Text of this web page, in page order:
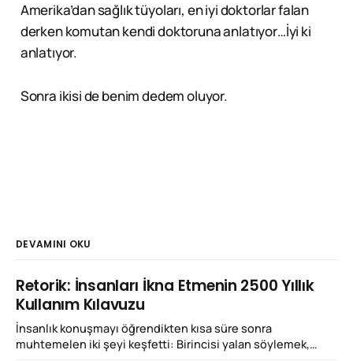
Amerika’dan sağlık tüyoları, en iyi doktorlar falan
derken komutan kendi doktoruna anlatıyor…İyi ki
anlatıyor.
Sonra ikisi de benim dedem oluyor.
DEVAMINI OKU
Retorik: İnsanları İkna Etmenin 2500 Yıllık
Kullanım Kılavuzu
İnsanlık konuşmayı öğrendikten kısa süre sonra
muhtemelen iki şeyi keşfetti: Birincisi yalan söylemek,